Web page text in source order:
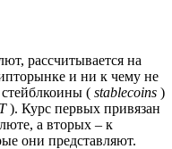
рассчитывается на
и ни к чему не
( stablecoins )
). Курс первых привязан
а вторых – к
они представляют.